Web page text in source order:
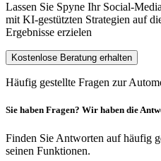
Lassen Sie Spyne Ihr Social-
mit KI-gestützten Strategien auf
Ergebnisse erzielen
Kostenlose Beratung erhalten
Häufig gestellte Fragen zur
Sie haben Fragen? Wir haben die
Finden Sie Antworten auf häufig
seinen Funktionen.